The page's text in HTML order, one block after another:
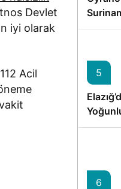
Devlet
iyi olarak
Acil
5
6